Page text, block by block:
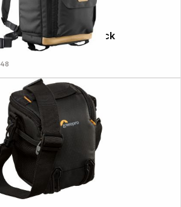
Mantona Photo Backpack Luis Retro black
Lowepro Adventura TLZ 30 III black